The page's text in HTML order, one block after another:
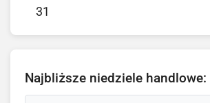
31
Najbliższe niedziele handlowe: